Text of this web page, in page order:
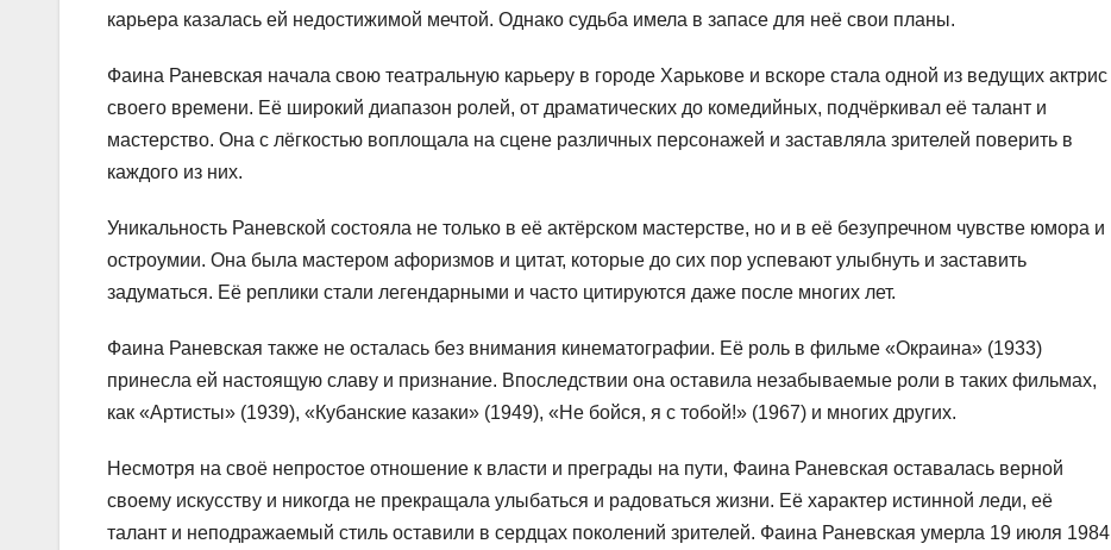
карьера казалась ей недостижимой мечтой. Однако судьба имела в запасе для неё свои планы.
Фаина Раневская начала свою театральную карьеру в городе Харькове и вскоре стала одной из ведущих актрис
своего времени. Её широкий диапазон ролей, от драматических до комедийных, подчёркивал её талант и
мастерство. Она с лёгкостью воплощала на сцене различных персонажей и заставляла зрителей поверить в
каждого из них.
Уникальность Раневской состояла не только в её актёрском мастерстве, но и в её безупречном чувстве юмора и
остроумии. Она была мастером афоризмов и цитат, которые до сих пор успевают улыбнуть и заставить
задуматься. Её реплики стали легендарными и часто цитируются даже после многих лет.
Фаина Раневская также не осталась без внимания кинематографии. Её роль в фильме «Окраина» (1933)
принесла ей настоящую славу и признание. Впоследствии она оставила незабываемые роли в таких фильмах,
как «Артисты» (1939), «Кубанские казаки» (1949), «Не бойся, я с тобой!» (1967) и многих других.
Несмотря на своё непростое отношение к власти и преграды на пути, Фаина Раневская оставалась верной
своему искусству и никогда не прекращала улыбаться и радоваться жизни. Её характер истинной леди, её
талант и неподражаемый стиль оставили в сердцах поколений зрителей. Фаина Раневская умерла 19 июля 1984